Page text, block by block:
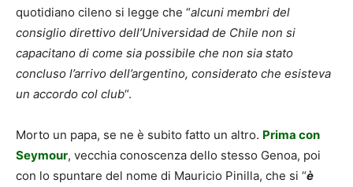
quotidiano cileno si legge che “alcuni membri del
consiglio direttivo dell’Universidad de Chile non si
capacitano di come sia possibile che non sia stato
concluso l’arrivo dell’argentino, considerato che esisteva
un accordo col club“.
Morto un papa, se ne è subito fatto un altro. Prima con
Seymour, vecchia conoscenza dello stesso Genoa, poi
con lo spuntare del nome di Mauricio Pinilla, che si “è